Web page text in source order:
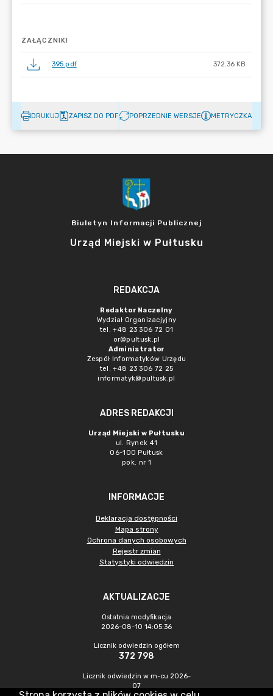
ZAŁĄCZNIKI
395.pdf 372.36 KB
DRUKUJ ZAPISZ DO PDF POPRZEDNIE WERSJE METRYCZKA
Biuletyn Informacji Publicznej
Urząd Miejski w Pułtusku
REDAKCJA
Redaktor Naczelny
Wydział Organizacjyjny
tel. +48 23 306 72 01
or@pultusk.pl
Administrator
Zespół Informatyków Urzędu
tel. +48 23 306 72 25
informatyk@pultusk.pl
ADRES REDAKCJI
Urząd Miejski w Pułtusku
ul. Rynek 41
06-100 Pułtusk
pok. nr 1
INFORMACJE
Deklaracja dostępności
Mapa strony
Ochrona danych osobowych
Rejestr zmian
Statystyki odwiedzin
AKTUALIZACJE
Ostatnia modyfikacja
2026-08-10 14:05:36
Licznik odwiedzin ogółem
372 798
Licznik odwiedzin w m-cu 2026-
07